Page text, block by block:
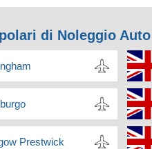
di Noleggio Auto
Prestwick